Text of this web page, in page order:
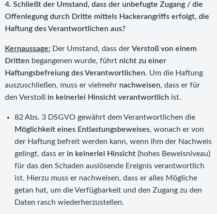
4. Schließt der Umstand, dass der unbefugte Zugang / die
Offenlegung durch Dritte mittels Hackerangriffs erfolgt, die
Haftung des Verantwortlichen aus?
Kernaussage: Der Umstand, dass der Verstoß von einem
Dritten begangenen wurde, führt nicht zu einer
Haftungsbefreiung des Verantwortlichen. Um die Haftung
auszuschließen, muss er vielmehr nachweisen, dass er für
den Verstoß in keinerlei Hinsicht verantwortlich ist.
82 Abs. 3 DSGVO gewährt dem Verantwortlichen die
Möglichkeit eines Entlastungsbeweises, wonach er von
der Haftung befreit werden kann, wenn ihm der Nachweis
gelingt, dass er in keinerlei Hinsicht (hohes Beweisniveau)
für das den Schaden auslösende Ereignis verantwortlich
ist. Hierzu muss er nachweisen, dass er alles Mögliche
getan hat, um die Verfügbarkeit und den Zugang zu den
Daten rasch wiederherzustellen.